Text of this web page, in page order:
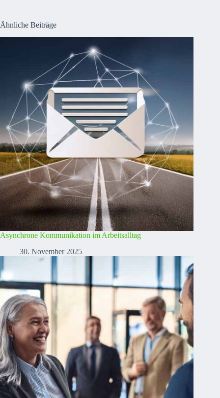
Ähnliche Beiträge
Asynchrone Kommunikation im Arbeitsalltag
30. November 2025